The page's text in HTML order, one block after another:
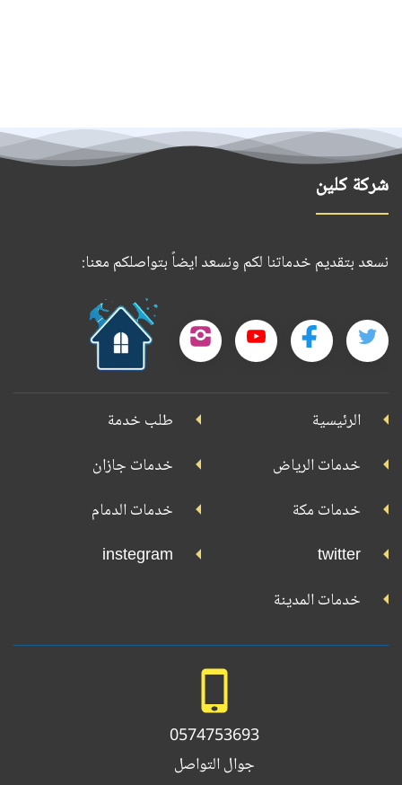
شركة كلين
نسعد بتقديم خدماتنا لكم ونسعد ايضاً بتواصلكم معنا:
تابعنا
تويتر
تابعنا
تابعنا
تابعنا
إنستجرام
جوجل
الرئيسية
طلب خدمة
خدمات الرياض
خدمات جازان
خدمات مكة
خدمات الدمام
twitter
instegram
خدمات المدينة
0574753693
جوال التواصل